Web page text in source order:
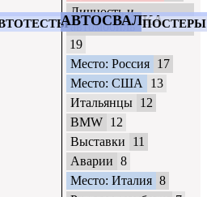
АВТОСВАЛКАПОСТЕРЫ
Личность и
автомобиль
19
Место: Россия 17
Место: США
13
Итальянцы 12
BMW 12
Выставки
11
Аварии 8
Место: Италия 8